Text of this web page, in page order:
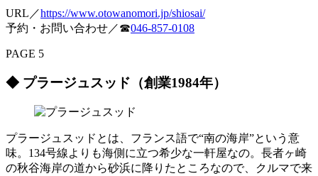
URL／https://www.otowanomori.jp/shiosai/
予約・お問い合わせ／☎046-857-0108
PAGE 5
◆ プラージュスッド（創業1984年）
プラージュスッドとは、フランス語で“南の海岸”という意
味。134号線よりも海側に立つ希少な一軒屋なの。長者ヶ崎
の秋谷海岸の道から砂浜に降りたところなので、クルマで来